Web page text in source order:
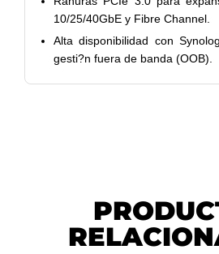
10/25/40GbE y Fibre Channel.
Alta disponibilidad con
gesti?n fuera de banda (OOB).